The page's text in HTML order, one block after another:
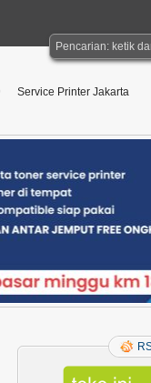
Service Printer Jakarta